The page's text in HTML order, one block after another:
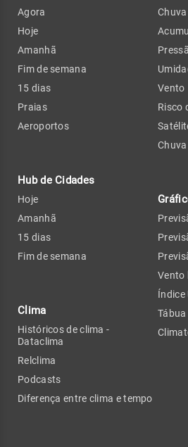
Agora
Hoje
Amanhã
Fim de semana
15 dias
Praias
Aeroportos
Hub de Cidades
Hoje
Amanhã
15 dias
Fim de semana
Clima
Históricos de clima -
Dataclima
Relclima
Podcasts
Diferença entre clima e tempo
Chuva
Vento
Risco
Vento
Índice